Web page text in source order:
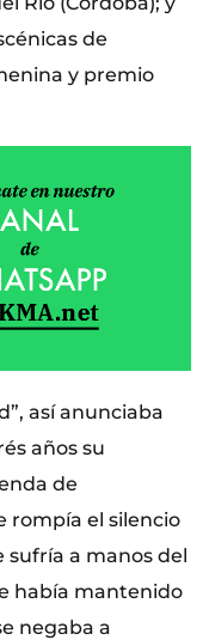
de
y premio
así anunciaba
años su
de
rompía el silencio
sufría a manos del
había mantenido
negaba a